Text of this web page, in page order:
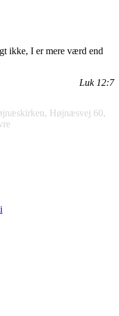
ikke, I er mere værd end
Luk 12:7
Højnæsvej 60,